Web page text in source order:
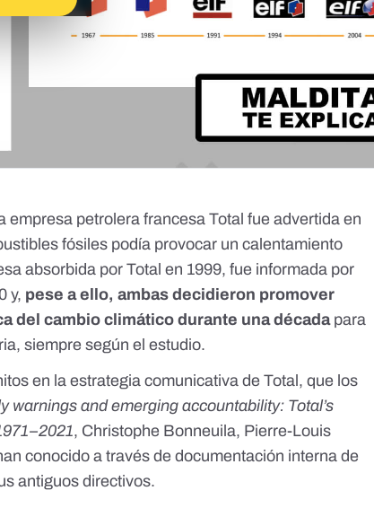
empresa petrolera francesa Total fue advertida en
fósiles podía provocar un calentamiento
absorbida por Total en 1999, fue informada por
y, pese a ello, ambas decidieron promover
del cambio climático durante una décadapara
siempre según el estudio.
en la estrategia comunicativa de Total, que los
warnings and emerging accountability: Total’s
, Christophe Bonneuila, Pierre-Louis
conocido a través de documentación interna de
antiguos directivos.